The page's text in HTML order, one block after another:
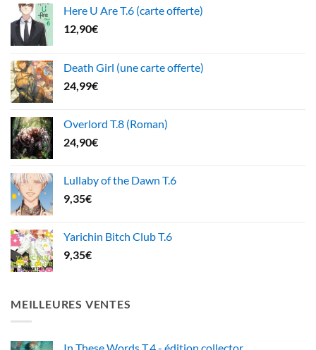
Here U Are T.6 (carte offerte)
12,90€
Death Girl (une carte offerte)
24,99€
Overlord T.8 (Roman)
24,90€
Lullaby of the Dawn T.6
9,35€
Yarichin Bitch Club T.6
9,35€
MEILLEURES VENTES
In These Words T.4 - édition collector